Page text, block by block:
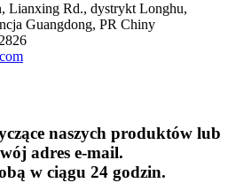
Lianxing Rd., dystrykt Longhu,
Guangdong, PR Chiny
naszych produktów lub
adres e-mail.
w ciągu 24 godzin.